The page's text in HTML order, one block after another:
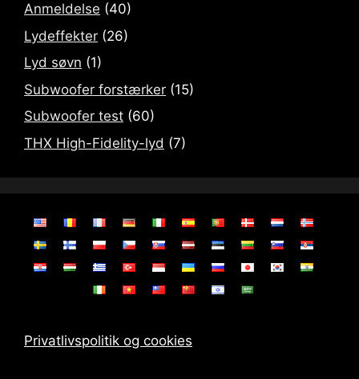
Anmeldelse (40)
Lydeffekter (26)
Lyd søvn (1)
Subwoofer forstærker (15)
Subwoofer test (60)
THX High-Fidelity-lyd (7)
Privatlivspolitik og cookies